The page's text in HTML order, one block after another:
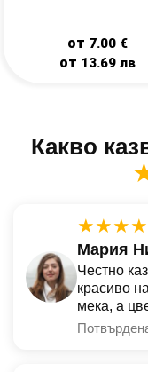
от 7.00 €
от 13.69 лв
Какво
Мария
Честно
красиво
мека, а